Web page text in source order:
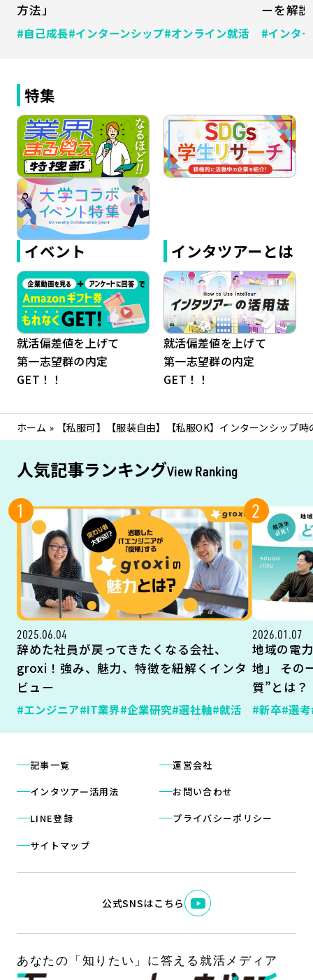
方法」
#自己成長#インターンシップ#オンライン就活
ーを解
#インタ
特集
イベント
就活偏差値を上げて
第一志望群の内定
GET！！
インタツアーとは
就活偏差値を上げて
第一志望群の内定
GET！！
ホーム » 【私服可】【服装自由】【私服OK】インターンシップ
人気記事ランキングView Ranking
1
2025.06.04
辞めた社員が戻ってきたくなる会社、
groxi！強み、魅力、特徴を紐解くインタ
ビュー
#エンジニア#IT業界#企業研究#選社軸#就活
2
2026.01.07
地域の電
地」 その
質”とは？
#新卒#選考
記事一覧
インタツアー活用法
LINE登録
サイトマップ
運営会社
お問い合わせ
プライバシーポリシー
公式SNSはこちら